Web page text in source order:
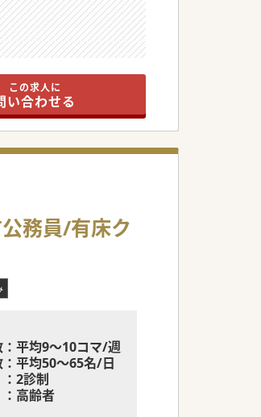
この求人に
い合わせる
務員/有床ク
：平均9～10コマ/週
：平均50～65名/日
2診制
高齢者